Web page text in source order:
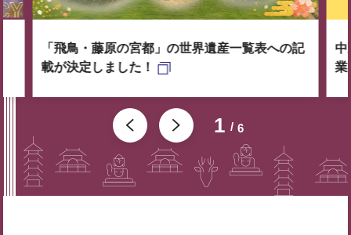
1 6
「飛鳥・藤原の宮都」の世界遺産一覧表への記
載が決定しました！
中
業